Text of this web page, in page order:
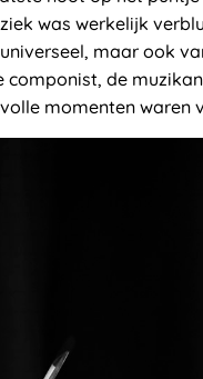
was werkelijk
maar ook
de
momenten waren